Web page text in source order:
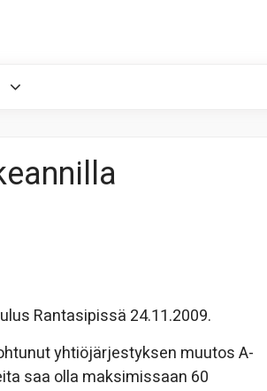
Rantasipissä 24.11.2009.
yhtiöjärjestyksen muutos A-
saa olla maksimissaan 60